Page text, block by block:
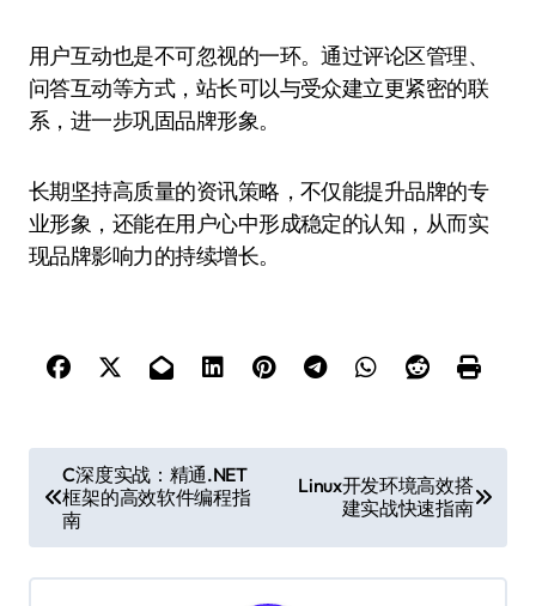
用户互动也是不可忽视的一环。通过评论区管理、
问答互动等方式，站长可以与受众建立更紧密的联
系，进一步巩固品牌形象。
长期坚持高质量的资讯策略，不仅能提升品牌的专
业形象，还能在用户心中形成稳定的认知，从而实
现品牌影响力的持续增长。
章
导
航
C深度实战：精通.NET
框架的高效软件编程指
南
Linux开发环境高效搭
建实战快速指南